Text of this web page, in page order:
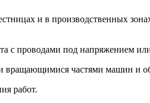
и в производственных
с проводами под напряжением
частями машин и
работ.